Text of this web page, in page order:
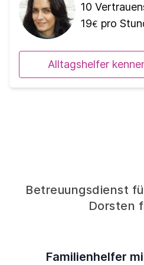
10
19€ pro
Alltagshelfer
Betreuungsdienst
Dorsten
Familienhelfer